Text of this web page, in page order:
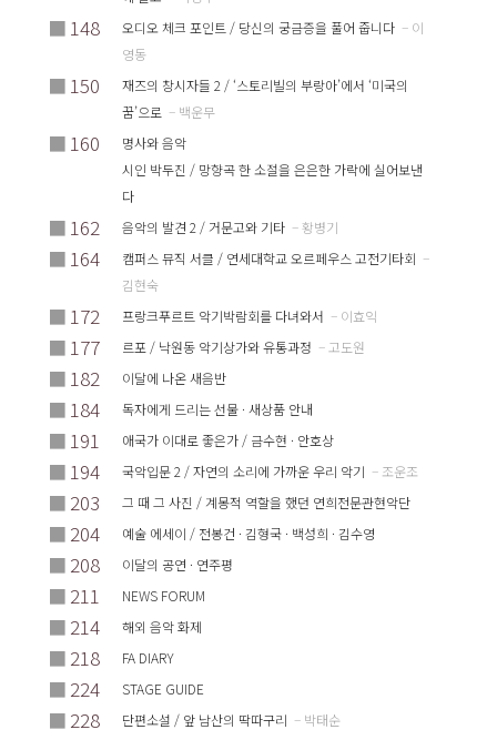
■ 148 오디오 체크 포인트 / 당신의 궁금증을 풀어 줍니다 – 이
영동
■ 150
재즈의 창시자들 2 / ‘스토리빌의 부랑아’에서 ‘미국의
꿈’으로 – 백운무
■ 160
명사와 음악
시인 박두진 / 망향곡 한 소절을 은은한 가락에 실어보낸
다
■ 162 음악의 발견 2 / 거문고와 기타 – 황병기
■ 164 캠퍼스 뮤직 서클 / 연세대학교 오르페우스 고전기타회 –
김현숙
■ 172 프랑크푸르트 악기박람회를 다녀와서 – 이효익
■ 177 르포 / 낙원동 악기상가와 유통과정 – 고도원
■ 182 이달에 나온 새음반
■ 184 독자에게 드리는 선물 · 새상품 안내
■ 191 애국가 이대로 좋은가 / 금수현 · 안호상
■ 194 국악입문 2 / 자연의 소리에 가까운 우리 악기 – 조운조
■ 203 그 때 그 사진 / 계몽적 역할을 했던 연희전문관현악단
■ 204 예술 에세이 / 전봉건 · 김형국 · 백성희 · 김수영
■ 208 이달의 공연 · 연주평
■ 211 NEWS FORUM
■ 214 해외 음악 화제
■ 218 FA DIARY
■ 224 STAGE GUIDE
■ 228 단편소설 / 앞 남산의 딱따구리 – 박태순